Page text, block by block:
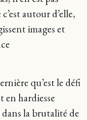
autour d’elle,
images et
qu’est le défi
en hardiesse
la brutalité de